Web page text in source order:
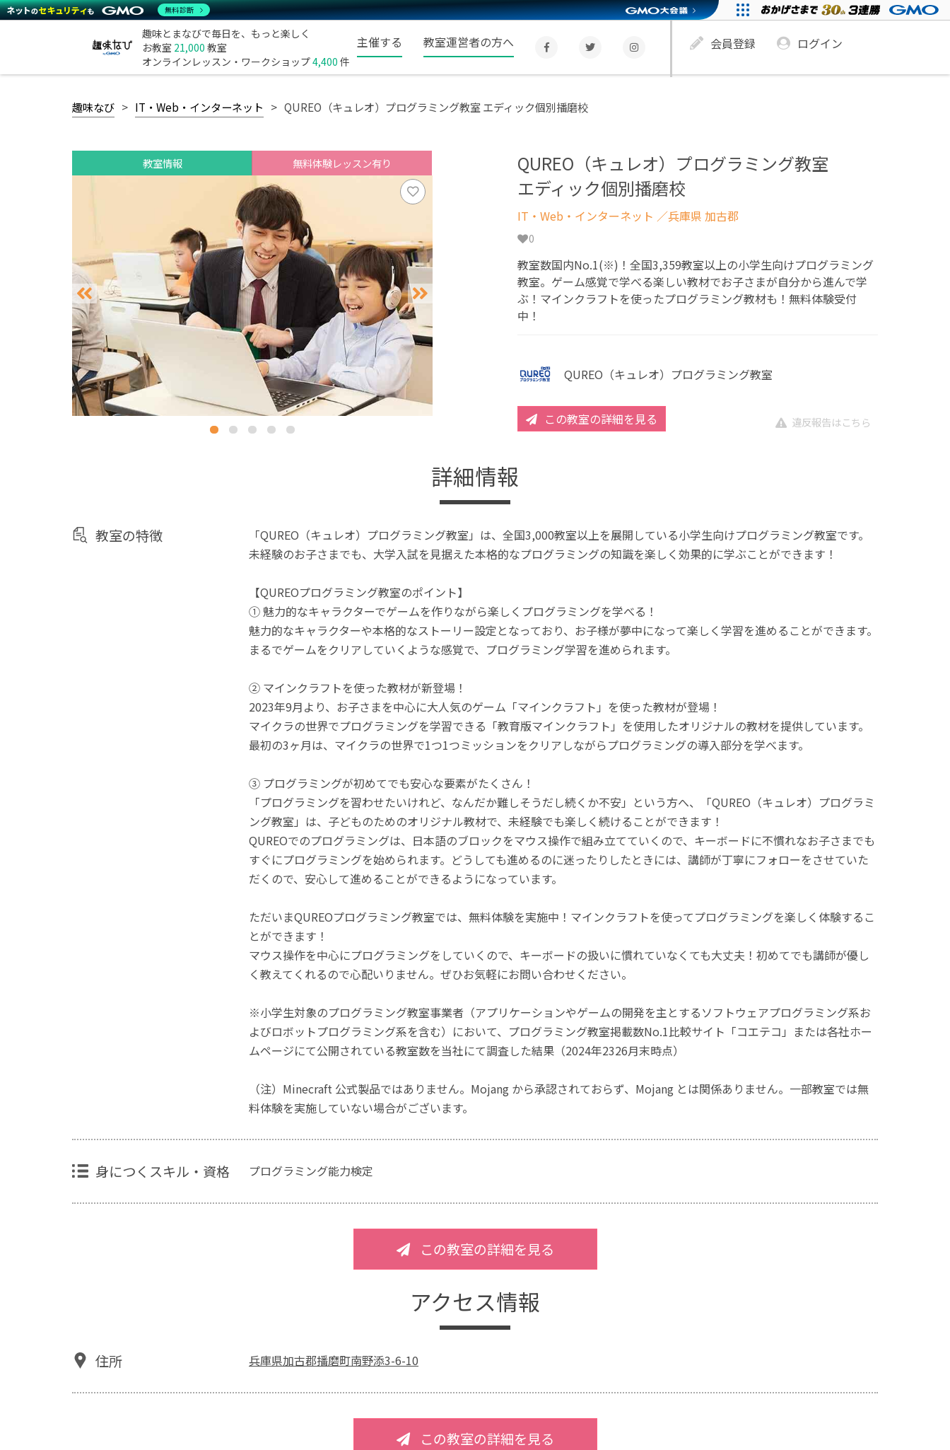
趣味とまなびで毎日を、もっと楽しく
お教室 21,000 教室
オンラインレッスン・ワークショップ4,400 件
主催する 教室運営者の方へ 会員登録 ログイン
趣味なび IT・Web・インターネット QUREO（キュレオ）プログラミング教室 エディック個別播磨校
教室情報 無料体験レッスン有り
QUREO（キュレオ）プログラミング教室
エディック個別播磨校
IT・Web・インターネット ／兵庫県 加古郡
0
教室数国内No.1(※)！全国3,359教室以上の小学生向けプログラミング
教室。ゲーム感覚で学べる楽しい教材でお子さまが自分から進んで学
ぶ！マインクラフトを使ったプログラミング教材も！無料体験受付
中！
QUREO（キュレオ）プログラミング教室
この教室の詳細を見る 違反報告はこちら
詳細情報
教室の特徴
「QUREO（キュレオ）プログラミング教室」は、全国3,000教室以上を展開している小学生向けプログラミング教室です。
未経験のお子さまでも、大学入試を見据えた本格的なプログラミングの知識を楽しく効果的に学ぶことができます！
【QUREOプログラミング教室のポイント】
① 魅力的なキャラクターでゲームを作りながら楽しくプログラミングを学べる！
魅力的なキャラクターや本格的なストーリー設定となっており、お子様が夢中になって楽しく学習を進めることができます。
まるでゲームをクリアしていくような感覚で、プログラミング学習を進められます。
② マインクラフトを使った教材が新登場！
2023年9月より、お子さまを中心に大人気のゲーム「マインクラフト」を使った教材が登場！
マイクラの世界でプログラミングを学習できる「教育版マインクラフト」を使用したオリジナルの教材を提供しています。
最初の3ヶ月は、マイクラの世界で1つ1つミッションをクリアしながらプログラミングの導入部分を学べます。
③ プログラミングが初めてでも安心な要素がたくさん！
「プログラミングを習わせたいけれど、なんだか難しそうだし続くか不安」という方へ、「QUREO（キュレオ）プログラミ
ング教室」は、子どものためのオリジナル教材で、未経験でも楽しく続けることができます！
QUREOでのプログラミングは、日本語のブロックをマウス操作で組み立てていくので、キーボードに不慣れなお子さまでも
すぐにプログラミングを始められます。どうしても進めるのに迷ったりしたときには、講師が丁寧にフォローをさせていた
だくので、安心して進めることができるようになっています。
ただいまQUREOプログラミング教室では、無料体験を実施中！マインクラフトを使ってプログラミングを楽しく体験するこ
とができます！
マウス操作を中心にプログラミングをしていくので、キーボードの扱いに慣れていなくても大丈夫！初めてでも講師が優し
く教えてくれるので心配いりません。ぜひお気軽にお問い合わせください。
※小学生対象のプログラミング教室事業者（アプリケーションやゲームの開発を主とするソフトウェアプログラミング系お
よびロボットプログラミング系を含む）において、プログラミング教室掲載数No.1比較サイト「コエテコ」または各社ホー
ムページにて公開されている教室数を当社にて調査した結果（2024年2326月末時点）
（注）Minecraft 公式製品ではありません。Mojang から承認されておらず、Mojang とは関係ありません。一部教室では無
料体験を実施していない場合がございます。
身につくスキル・資格 プログラミング能力検定
この教室の詳細を見る
アクセス情報
住所 兵庫県加古郡播磨町南野添3-6-10
この教室の詳細を見る
無料診断